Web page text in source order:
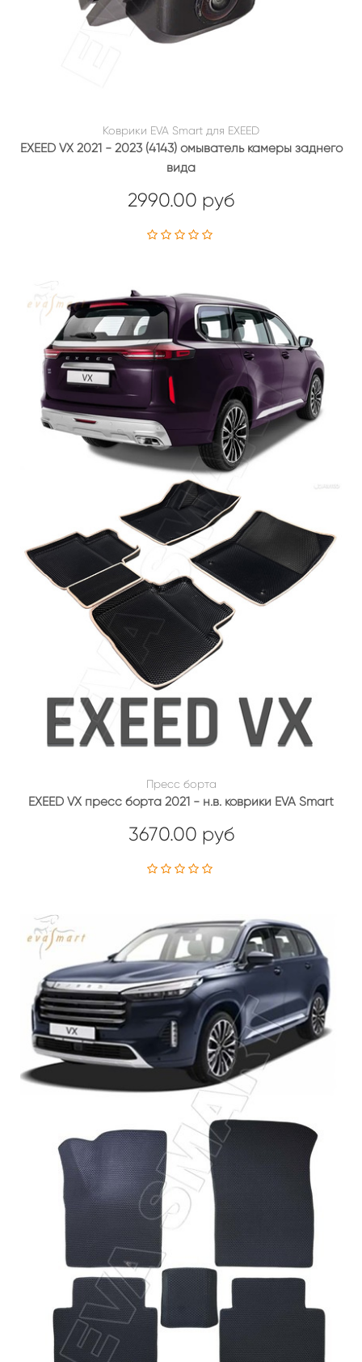
Коврики EVA Smart для EXEED
EXEED VX 2021 - 2023 (4143) омыватель камеры заднего
вида
2990.00 руб
Пресс борта
EXEED VX пресс борта 2021 - н.в. коврики EVA Smart
3670.00 руб